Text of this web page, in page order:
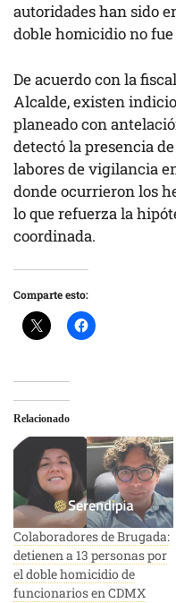
autoridades han sido
doble homicidio no
De acuerdo con la
Alcalde, existen
planeado con
detectó la presencia
labores de vigilancia
donde ocurrieron los
lo que refuerza la
coordinada.
Comparte esto:
Relacionado
Colaboradores de Brugada:
detienen a 13 personas por
el doble homicidio de
funcionarios en CDMX